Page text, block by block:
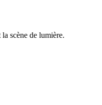
scène de lumière.